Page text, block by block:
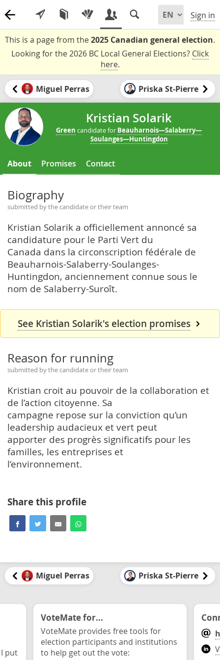
Sign in
This is a page from the2025 Canadian general election.
Looking for the 2026 BC Local General Elections? Click
here.
Miguel Perras Priska St-Pierre
Kristian Solarik
Green candidate for Beauharnois—Salaberry—
Soulanges—Huntingdon
About Promises Contact
Biography
submitted by the candidate or their team
Kristian Solarik a officiellement annoncé sa
candidature pour le Parti Vert du
Canada dans la circonscription fédérale de
Beauharnois-Salaberry-Soulanges-
Huntingdon, anciennement connue sous le
nom de Salaberry-Suroît.
See Kristian Solarik's election promises
Reason for running
submitted by the candidate or their team
Kristian croit au pouvoir de la collaboration et
de l’action citoyenne. Sa
campagne repose sur la conviction qu’un
leadership audacieux et vert peut
apporter des progrès significatifs pour les
familles, les entreprises et
l’environnement.
Share this profile
Miguel Perras Priska St-Pierre
put
VoteMate for...
VoteMate provides free tools for
election participants and institutions
to help get out the vote: